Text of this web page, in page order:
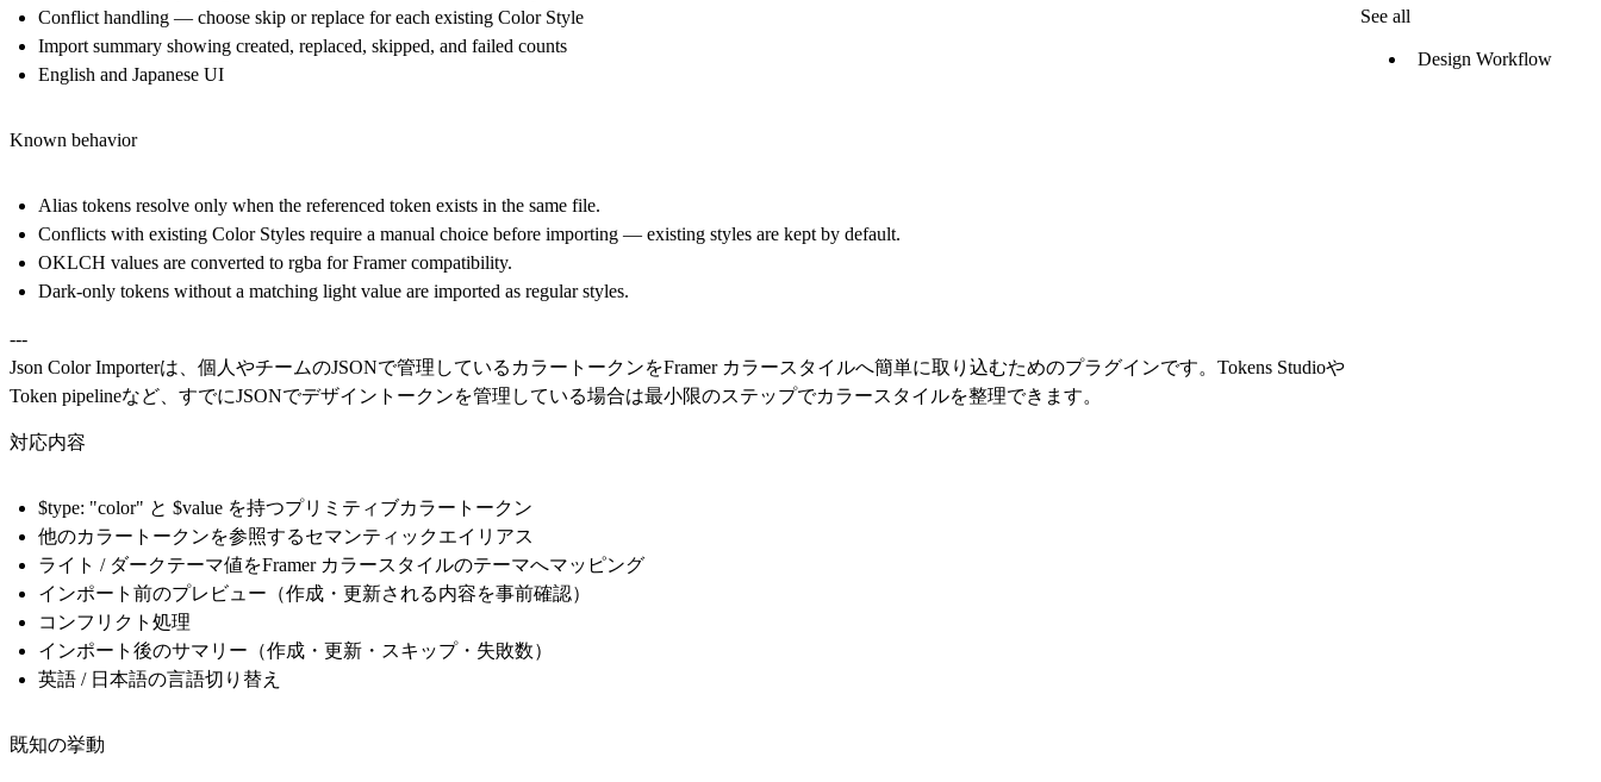
Conflict handling — choose skip or replace for each existing Color Style
Import summary showing created, replaced, skipped, and failed counts
English and Japanese UI
Known behavior
Alias tokens resolve only when the referenced token exists in the same file.
Conflicts with existing Color Styles require a manual choice before importing — existing styles are kept by default.
OKLCH values are converted to rgba for Framer compatibility.
Dark-only tokens without a matching light value are imported as regular styles.
---
Json Color Importerは、個人やチームのJSONで管理しているカラートークンをFramer カラースタイルへ簡単に取り込むためのプラグインです。Tokens Studioや
Token pipelineなど、すでにJSONでデザイントークンを管理している場合は最小限のステップでカラースタイルを整理できます。
対応内容
$type: "color" と $value を持つプリミティブカラートークン
他のカラートークンを参照するセマンティックエイリアス
ライト / ダークテーマ値をFramer カラースタイルのテーマへマッピング
インポート前のプレビュー（作成・更新される内容を事前確認）
コンフリクト処理
インポート後のサマリー（作成・更新・スキップ・失敗数）
英語 / 日本語の言語切り替え
既知の挙動
See all
Design Workflow